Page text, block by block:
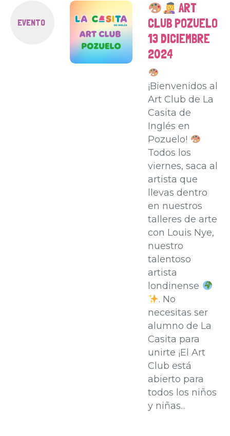
EVENTO
ART
CLUB POZUELO
13 DICIEMBRE
2024
¡Bienvenidos al
Art Club de La
Casita de
Inglés en
Pozuelo!
Todos los
viernes, saca al
artista que
llevas dentro
en nuestros
talleres de arte
con Louis Nye,
nuestro
talentoso
artista
londinense
. No
necesitas ser
alumno de La
Casita para
unirte ¡El Art
Club está
abierto para
todos los niños
y niñas...